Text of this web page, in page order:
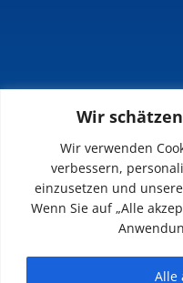
Wir
Wir verwenden
verbessern,
einzusetzen und
Wenn Sie auf „Alle
Alle